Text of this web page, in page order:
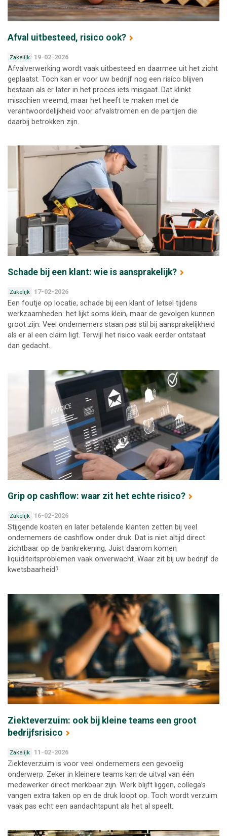
Afval uitbesteed, risico ook?
Zakelijk 19-02-2026
Afvalverwerking wordt vaak uitbesteed en daarmee uit het zicht
geplaatst. Toch kan er voor uw bedrijf nog een risico blijven
bestaan als er later in het proces iets misgaat. Dat klinkt
misschien vreemd, maar het heeft te maken met de
verantwoordelijkheid voor afvalstromen en de partijen die
daarbij betrokken zijn.
Schade bij een klant: wie is aansprakelijk?
Zakelijk 17-02-2026
Een foutje op locatie, schade bij een klant of letsel tijdens
werkzaamheden: het lijkt soms klein, maar de gevolgen kunnen
groot zijn. Veel ondernemers staan pas stil bij aansprakelijkheid
als er al een claim ligt. Terwijl het risico vaak eerder ontstaat
dan gedacht.
Grip op cashflow: waar zit het echte risico?
Zakelijk 16-02-2026
Stijgende kosten en later betalende klanten zetten bij veel
ondernemers de cashflow onder druk. Dat is niet altijd direct
zichtbaar op de bankrekening. Juist daarom komen
liquiditeitsproblemen vaak onverwacht. Waar zit bij uw bedrijf de
kwetsbaarheid?
Ziekteverzuim: ook bij kleine teams een groot
bedrijfsrisico
Zakelijk 11-02-2026
Ziekteverzuim is voor veel ondernemers een gevoelig
onderwerp. Zeker in kleinere teams kan de uitval van één
medewerker direct merkbaar zijn. Werk blijft liggen, collega’s
vangen extra taken op en de druk loopt op. Toch wordt verzuim
vaak pas echt een aandachtspunt als het al speelt.